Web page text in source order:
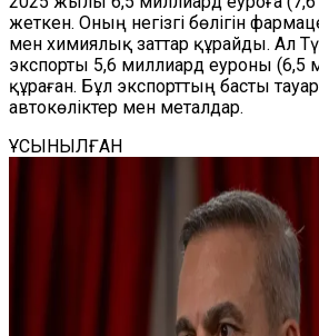
жеткен. Оның негізгі бөлігін
мен химиялық заттар құрайды. Ал
экспорты 5,6 миллиард еуроны (6,5
құраған. Бұл экспорттың басты
автокөліктер мен металдар.
ҰСЫНЫЛҒАН